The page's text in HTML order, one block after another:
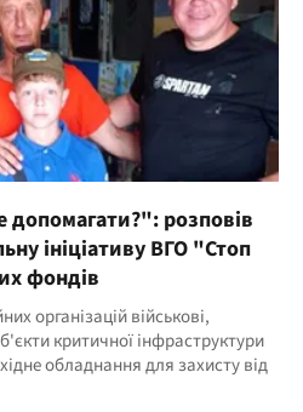
розповів
ініціативу ВГО "Стоп
фондів
організацій військові,
критичної інфраструктури
обладнання для захисту від